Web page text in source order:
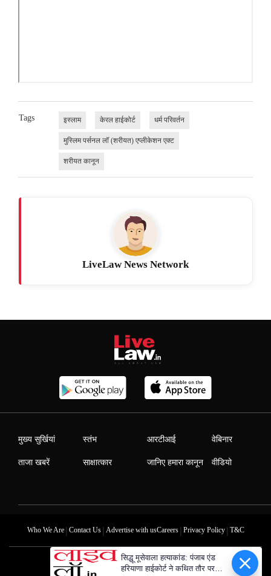
Tags इस्लाम केरल हाईकोर्ट धर्म परिवर्तन
मुस्लिम पर्सनल लॉ (शरीयत) एप्लीकेशन एक्ट
शरीयत कानून
LiveLaw News Network
मुख्य सुर्खियां
ताजा खबरें
स्तंभ
साक्षात्कार
आरटीआई
जानिए हमारा कानून
वेबिनार
वीडियो
Who We Are| Contact Us| Advertise with usCareers| Privacy Policy| T&C
सिद्धू मूसेवाला हत्याकांड: पंजाब एंड
हरियाणा हाईकोर्ट ने कथित तौर पर